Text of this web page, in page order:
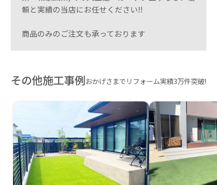
頼と実績の当店にお任せください!!
商品のみのご注文も承っております
その他施工事例おかげさまでリフォーム実績3万件突破!